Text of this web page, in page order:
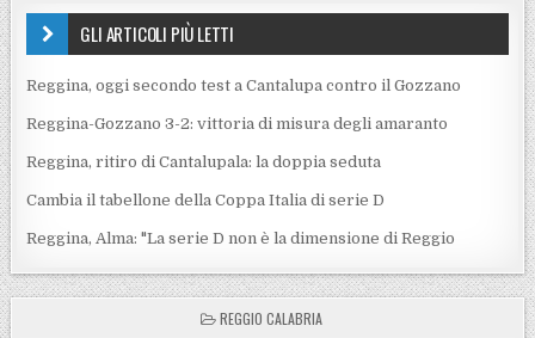
GLI ARTICOLI PIÙ LETTI
Reggina, oggi secondo test a Cantalupa contro il Gozzano
Reggina-Gozzano 3-2: vittoria di misura degli amaranto
Reggina, ritiro di Cantalupala: la doppia seduta
Cambia il tabellone della Coppa Italia di serie D
Reggina, Alma: "La serie D non è la dimensione di Reggio
POSTED IN
REGGIO CALABRIA